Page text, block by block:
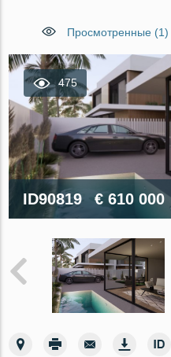
Просмотренные (1)
475
ID90819 € 610 000